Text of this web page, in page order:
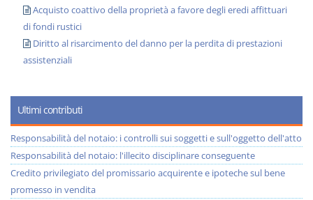
Acquisto coattivo della proprietà a favore degli eredi affittuari
di fondi rustici
Diritto al risarcimento del danno per la perdita di prestazioni
assistenziali
Ultimi contributi
Responsabilità del notaio: i controlli sui soggetti e sull'oggetto dell'atto
Responsabilità del notaio: l'illecito disciplinare conseguente
Credito privilegiato del promissario acquirente e ipoteche sul bene
promesso in vendita